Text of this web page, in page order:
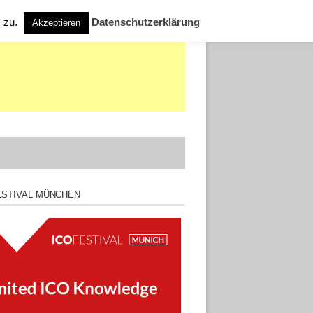
MÜNCHEN
zu. Akzeptieren Datenschutzerklärung